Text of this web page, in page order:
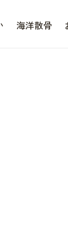
海洋散骨